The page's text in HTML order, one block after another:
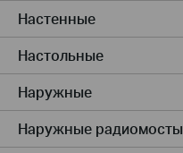
Настенные
Настольные
Наружные
Наружные радиомосты